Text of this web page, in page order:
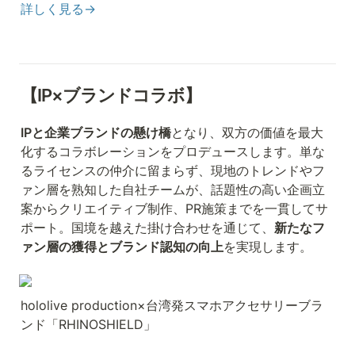
詳しく見る→
【IP×ブランドコラボ】
IPと企業ブランドの懸け橋となり、双方の価値を最大
化するコラボレーションをプロデュースします。単な
るライセンスの仲介に留まらず、現地のトレンドやフ
ァン層を熟知した自社チームが、話題性の高い企画立
案からクリエイティブ制作、PR施策までを一貫してサ
ポート。国境を越えた掛け合わせを通じて、 新たなフ
ァン層の獲得とブランド認知の向上を実現します。
hololive production×台湾発スマホアクセサリーブラ
ンド「RHINOSHIELD」